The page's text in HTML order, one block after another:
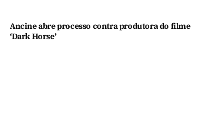
Ancine abre processo contra produtora do filme
‘Dark Horse’